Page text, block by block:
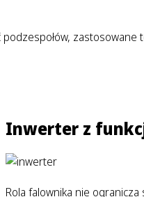
zastosowane
Inwerter z
Rola falownika nie